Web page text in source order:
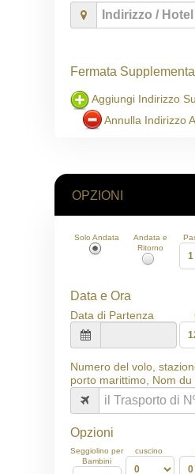
Fermata
Aggiungi Indirizzo
Annulla Indirizzo
OPZIONI
Solo Andata
Andata e
Ritorno
Data e Ora
Data di Partenza
Numero del volo,
porto marittimo, Nom du
Opzioni
Seggiolino per
Bambini
cuscino